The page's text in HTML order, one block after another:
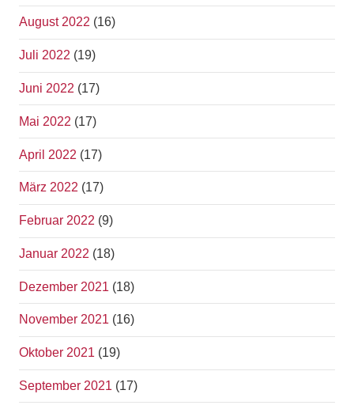
August 2022 (16)
Juli 2022 (19)
Juni 2022 (17)
Mai 2022 (17)
April 2022 (17)
März 2022 (17)
Februar 2022 (9)
Januar 2022 (18)
Dezember 2021 (18)
November 2021 (16)
Oktober 2021 (19)
September 2021 (17)